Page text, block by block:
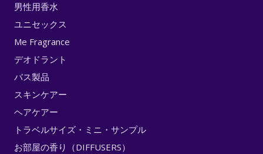
男性用香水
ユニセックス
Me Fragrance
デオドラント
バス製品
スキンケアー
ヘアケアー
トラベルサイズ・ミニ・サンプル
お部屋の香り（DIFFUSERS）